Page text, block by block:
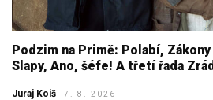
Podzim na Primě: Polabí,
Slapy, Ano, šéfe! A třetí řada
Juraj Koiš 7. 8. 2026